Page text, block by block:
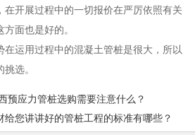
在开展过程中的一切报价在严厉依照有关
面也是好的。
在运用过程中的混凝土管桩是很大，所以
选。
预应力管桩选购需要注意什么？
给您讲讲好的管桩工程的标准有哪些？